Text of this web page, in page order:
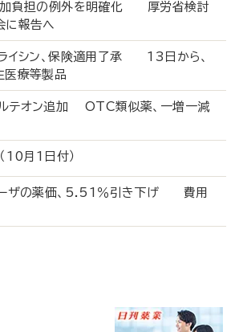
加負担の例外を明確化 厚労省検討
に報告へ
ライシン、保険適用了承 13日から、
医療等製品
テオン追加 OTC類似薬、一増一減
（10月1日付）
ーザの薬価、5.51％引き下げ 費用